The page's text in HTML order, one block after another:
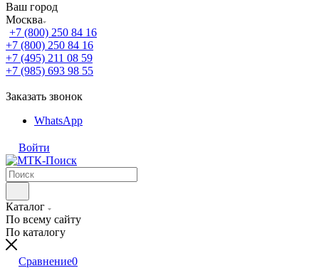
Ваш город
Москва
+7 (800) 250 84 16
+7 (800) 250 84 16
+7 (495) 211 08 59
+7 (985) 693 98 55
Заказать звонок
WhatsApp
Войти
Каталог
По всему сайту
По каталогу
Сравнение0